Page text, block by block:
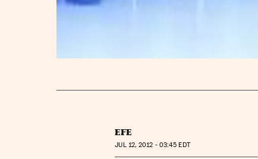
EFE
JUL 12, 2012 - 03:45 EDT